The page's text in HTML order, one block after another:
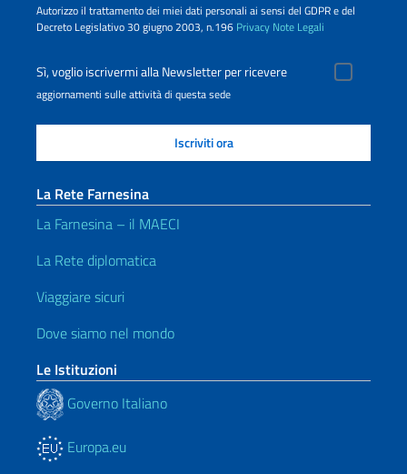
Autorizzo il trattamento dei miei dati personali ai sensi del GDPR e del
Decreto Legislativo 30 giugno 2003, n.196 Privacy Note Legali
Sì, voglio iscrivermi alla Newsletter per ricevere
aggiornamenti sulle attività di questa sede
La Rete Farnesina
La Farnesina – il MAECI
La Rete diplomatica
Viaggiare sicuri
Dove siamo nel mondo
Le Istituzioni
Governo Italiano
Europa.eu